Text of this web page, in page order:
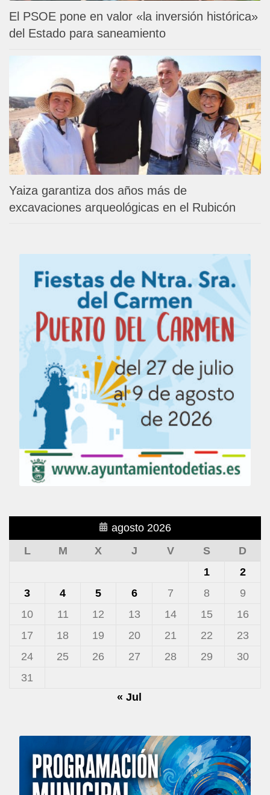
El PSOE pone en valor «la inversión histórica»
del Estado para saneamiento
Yaiza garantiza dos años más de
excavaciones arqueológicas en el Rubicón
agosto 2026
L
M X J V S
D
1
2
3
4 5 6 7 8
9
10
11 12 13 14 15
16
17
18 19 20 21 22
23
24
25 26 27 28 29
30
31
« Jul